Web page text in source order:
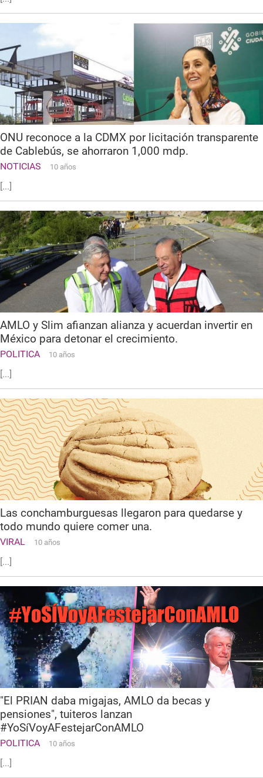
ONU reconoce a la CDMX por licitación transparente
de Cablebús, se ahorraron 1,000 mdp.
NOTICIAS 10 años
[...]
AMLO y Slim afianzan alianza y acuerdan invertir en
México para detonar el crecimiento.
POLITICA 10 años
[...]
Las conchamburguesas llegaron para quedarse y
todo mundo quiere comer una.
VIRAL 10 años
[...]
"El PRIAN daba migajas, AMLO da becas y
pensiones", tuiteros lanzan
#YoSíVoyAFestejarConAMLO
POLITICA 10 años
[...]